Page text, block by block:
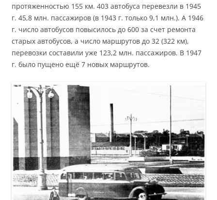
протяженностью 155 км. 403 автобуса перевезли в 1945
г. 45,8 млн. пассажиров (в 1943 г. только 9,1 млн.). А 1946
г. число автобусов повысилось до 600 за счет ремонта
старых автобусов, а число маршрутов до 32 (322 км),
перевозки составили уже 123,2 млн. пассажиров. В 1947
г. было пущено ещё 7 новых маршрутов.